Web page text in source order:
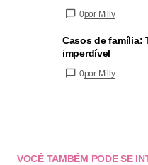
0por Milly
Casos de família:
imperdível
0por Milly
VOCÊ TAMBÉM PODE SE